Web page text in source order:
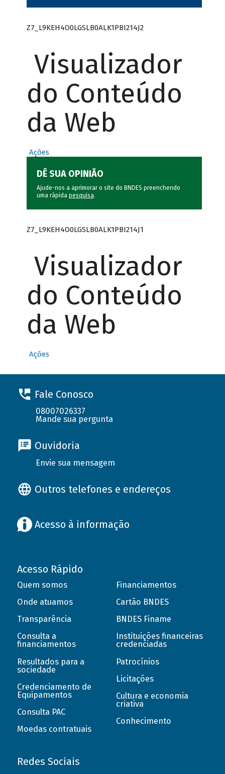
Z7_L9KEH4O0LGSLB0ALK1PBI214J2
Visualizador
do Conteúdo
da Web
Ações
DÊ SUA OPINIÃO
Ajude-nos a aprimorar o site do BNDES preenchendo
uma rápida pesquisa.
Z7_L9KEH4O0LGSLB0ALK1PBI214J1
Visualizador
do Conteúdo
da Web
Ações
Fale Conosco
08007026337
Mande sua pergunta
Ouvidoria
Envie sua mensagem
Outros telefones e endereços
Acesso à informação
Acesso Rápido
Quem somos
Onde atuamos
Transparência
Consulta a
financiamentos
Resultados para a
sociedade
Credenciamento de
Equipamentos
Consulta PAC
Moedas contratuais
Financiamentos
Cartão BNDES
BNDES Finame
Instituições financeiras
credenciadas
Patrocínios
Licitações
Cultura e economia
criativa
Conhecimento
Redes Sociais